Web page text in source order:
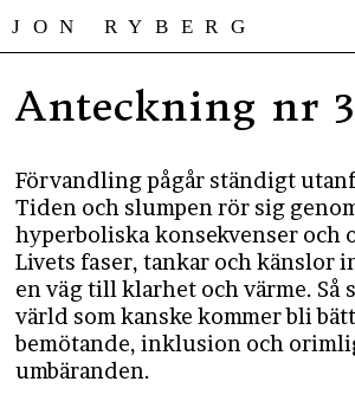
JON RYBERG
Anteckning nr 3
Förvandling pågår ständigt
Tiden och slumpen rör sig
hyperboliska konsekvenser och
Livets faser, tankar och känslor
en väg till klarhet och värme. Så
värld som kanske kommer bli
bemötande, inklusion och
umbäranden.